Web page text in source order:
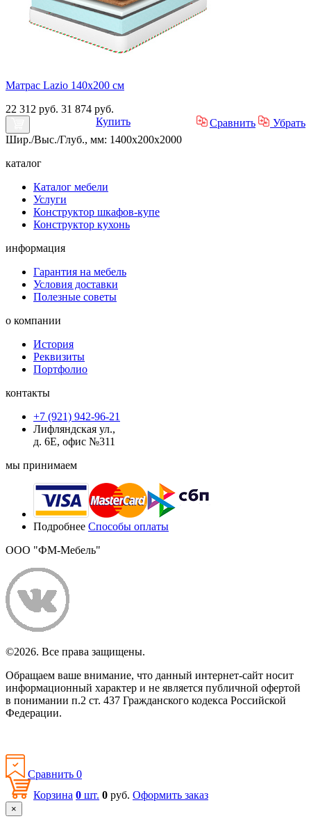
Матрас Lazio 140х200 см
22 312 руб. 31 874 руб.
Купить
Сравнить
Убрать
Шир./Выс./Глуб., мм: 1400x200x2000
каталог
Каталог мебели
Услуги
Конструктор шкафов-купе
Конструктор кухонь
информация
Гарантия на мебель
Условия доставки
Полезные советы
о компании
История
Реквизиты
Портфолио
контакты
+7 (921) 942-96-21
Лифляндская ул.,
д. 6Е, офис №311
мы принимаем
Подробнее Способы оплаты
ООО "ФМ-Мебель"
©2026. Все права защищены.
Обращаем ваше внимание, что данный интернет-сайт носит
информационный характер и не является публичной офертой
в понимании п.2 ст. 437 Гражданского кодекса Российской
Федерации.
Сравнить 0
Корзина 0 шт. 0 руб. Оформить заказ
×